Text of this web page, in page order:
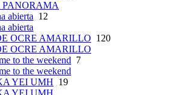
PANORAMA
abierta 12
abierta
OCRE AMARILLO 120
OCRE AMARILLO
to the weekend 7
to the weekend
YEI UMH 19